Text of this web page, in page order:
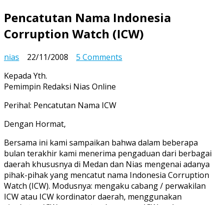
Pencatutan Nama Indonesia
Corruption Watch (ICW)
nias 22/11/2008 5 Comments
Kepada Yth.
Pemimpin Redaksi Nias Online
Perihal: Pencatutan Nama ICW
Dengan Hormat,
Bersama ini kami sampaikan bahwa dalam beberapa
bulan terakhir kami menerima pengaduan dari berbagai
daerah khususnya di Medan dan Nias mengenai adanya
pihak-pihak yang mencatut nama Indonesia Corruption
Watch (ICW). Modusnya: mengaku cabang / perwakilan
ICW atau ICW kordinator daerah, menggunakan